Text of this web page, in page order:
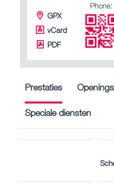
GPX
vCard
PDF
Phone:
Prestaties
Speciale diensten